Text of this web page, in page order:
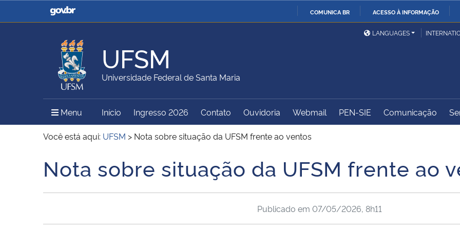
COMUNICA BR ACESSO À INFORMAÇÃO
Casa Civil
Ministério da Justiça e
Ministério da Defesa
Ministério das Relações
Exteriores
Ministério da Agricultura,
Pecuária e Abastecimento
Ministério da Educação
Ministério do Meio Ambiente Ministério do Turismo
Ministério do
Desenvolvimento Regional
Controladoria-Geral da
Secretaria de Governo
Gabinete de Segurança
Advocacia-Geral da União Banco Central do Brasil
LANGUAGES
UFSM
Universidade Federal de Santa Maria
Menu Menu Principal do Sítio
Início Ingresso 2026 Contato Ouvidoria Webmail PEN-SIE Comunicação
Você está aqui: UFSM > Nota sobre situação da UFSM frente ao ventos
Início do conteúdo
Nota sobre situação da UFSM frente ao
Publicado em 07/05/2026, 8h11